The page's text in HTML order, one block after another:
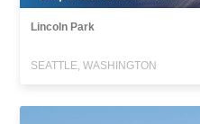
Lincoln Park
SEATTLE, WASHINGTON